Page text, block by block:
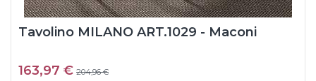
Tavolino MILANO ART.1029 - Maconi
163,97 € 204,96 €